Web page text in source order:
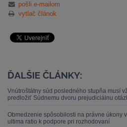
pošli e-mailom
vytlač článok
ĎALŠIE ČLÁNKY:
Vnútroštátny súd posledného stupňa musí
predložiť Súdnemu dvoru prejudiciálnu
Obmedzenie spôsobilosti na právne úkony
ultima ratio k podpore pri rozhodovaní